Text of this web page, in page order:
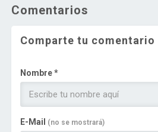
Comentarios
Comparte tu comentario
Nombre *
E-Mail (no se mostrará)